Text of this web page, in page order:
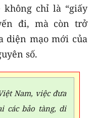
chỉ là “giấy
đi, mà còn trở
diện mạo mới của
số.
Nam, việc đưa
các bảo tàng, di